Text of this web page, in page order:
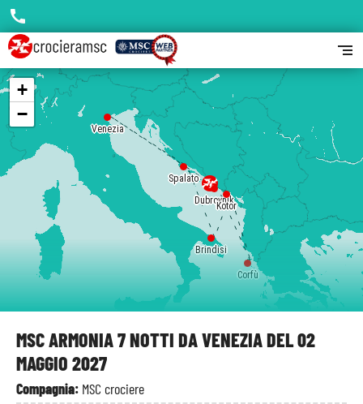
MSC ARMONIA 7 NOTTI DA VENEZIA DEL 02
MAGGIO 2027
Compagnia: MSC crociere
Venezia
Dubrovnik
Corfù
Kotor
Brindisi
Spalato
+
−
call
segment